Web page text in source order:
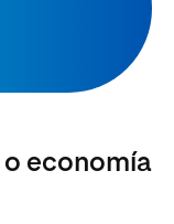
o economía